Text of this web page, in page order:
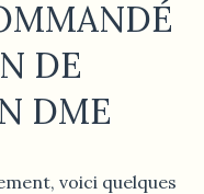
DE
DME
voici quelques